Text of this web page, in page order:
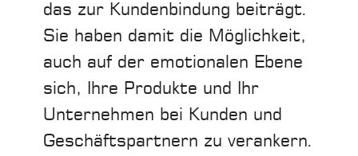
das zur Kundenbindung beiträgt.
Sie haben damit die Möglichkeit,
auch auf der emotionalen Ebene
sich, Ihre Produkte und Ihr
Unternehmen bei Kunden und
Geschäftspartnern zu verankern.